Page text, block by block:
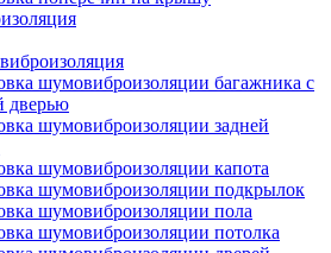
шумовиброизоляции багажника с
дверью
шумовиброизоляции задней
шумовиброизоляции капота
шумовиброизоляции подкрылок
шумовиброизоляции пола
шумовиброизоляции потолка